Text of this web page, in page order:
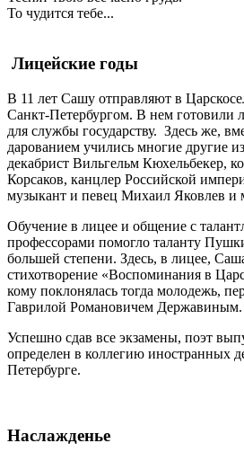
То чудится тебе...
Лицейские годы
В 11 лет Сашу отправляют в
Санкт-Петербургом. В нем готовили
для службы государству. Здесь же,
дарованием учились многие другие
декабрист Вильгельм Кюхельбекер,
Корсаков, канцлер Российской
музыкант и певец Михаил Яковлев и
Обучение в лицее и общение с
профессорами помогло таланту
большей степени. Здесь, в лицее,
стихотворение «Воспоминания в
кому поклонялась тогда молодежь,
Гаврилой Романовичем Державиным.
Успешно сдав все экзамены, поэт
определен в коллегию иностранных
Петербурге.
Наслажденье